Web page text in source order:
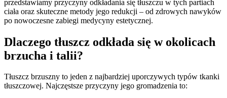
przedstawiamy przyczyny odkładania się tłuszczu w tych partiach
ciała oraz skuteczne metody jego redukcji – od zdrowych nawyków
po nowoczesne zabiegi medycyny estetycznej.
Dlaczego tłuszcz odkłada się w okolicach
brzucha i talii?
Tłuszcz brzuszny to jeden z najbardziej uporczywych typów tkanki
tłuszczowej. Najczęstsze przyczyny jego gromadzenia to: